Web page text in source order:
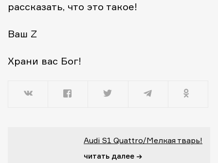
рассказать, что это такое!
Ваш Z
Храни вас Бог!
Audi S1 Quattro/Мелкая тварь!
читать далее →